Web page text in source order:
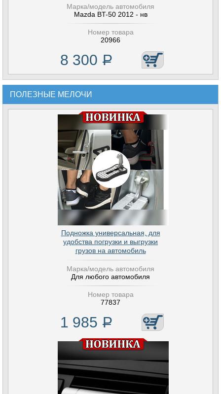
Марка/модель автомобиля
Mazda BT-50 2012 - нв
Номер товара
20966
8 300 Р
ПОЛЕЗНЫЕ МЕЛОЧИ
Подножка универсальная, для
удобства погрузки и выгрузки
грузов на автомобиль
Марка/модель автомобиля
Для любого автомобиля
Номер товара
77837
1 985 Р